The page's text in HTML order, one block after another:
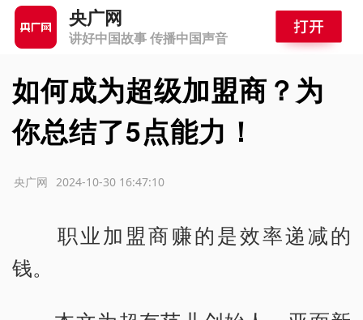
央广网
讲好中国故事 传播中国声音
如何成为超级加盟商？为
你总结了5点能力！
2024-10-30 16:47:10
央广网
职业加盟商赚的是效率递减的
钱。